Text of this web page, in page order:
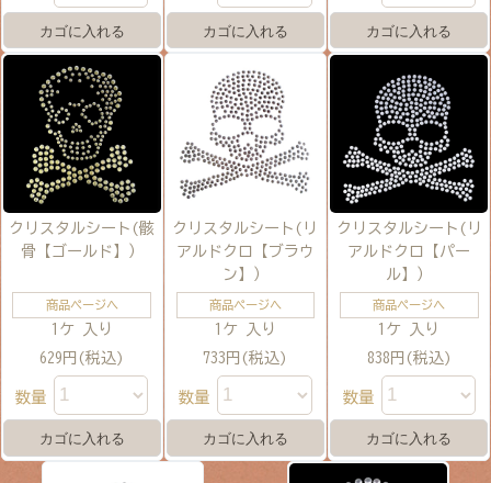
クリスタルシート(骸
骨【ゴールド】）
商品ページへ
1ケ 入り
629円(税込)
数量
クリスタルシート(リ
アルドクロ【ブラウ
ン】）
商品ページへ
1ケ 入り
733円(税込)
数量
クリスタルシート(リ
アルドクロ【パー
ル】）
商品ページへ
1ケ 入り
838円(税込)
数量